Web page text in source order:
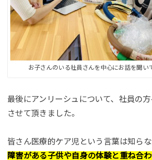
お子さんのいる社員さんを中心にお話を聞い
最後にアンリーシュについて、社員の
させて頂きました。
皆さん医療的ケア児という言葉は知らな
障害がある子供や自身の体験と重ね合